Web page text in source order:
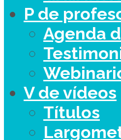
P de
Agenda
V de vídeos
Títulos